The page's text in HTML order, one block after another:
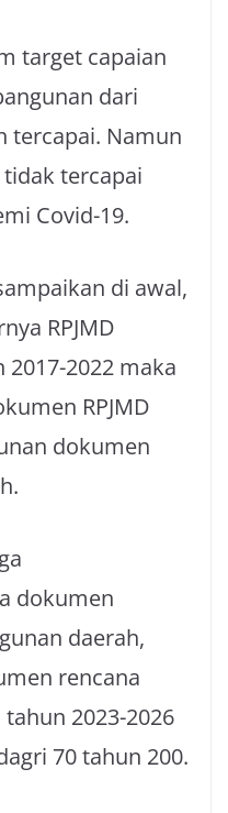
target capaian
dari
tercapai. Namun
tercapai
Covid-19.
di awal,
RPJMD
2022 maka
RPJMD
dokumen
dokumen
daerah,
rencana
2023-2026
70 tahun 200.